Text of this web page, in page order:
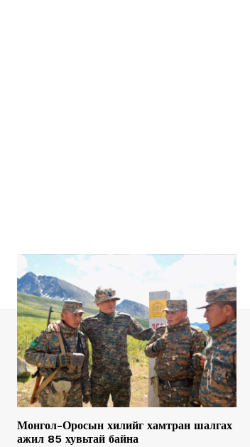
Монгол-Оросын хилийг хамтран шалгах
ажил 85 хувьтай байна